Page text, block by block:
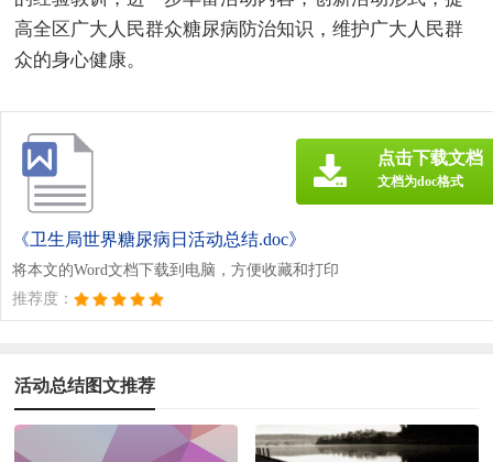
高全区广大人民群众糖尿病防治知识，维护广大人民群
众的身心健康。
《卫生局世界糖尿病日活动总结.doc》
将本文的Word文档下载到电脑，方便收藏和打印
推荐度：
点击下载文档
文档为doc格式
活动总结图文推荐